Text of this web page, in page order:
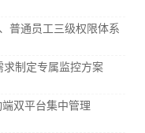
普通员工三级权限体系
制定专属监控方案
双平台集中管理